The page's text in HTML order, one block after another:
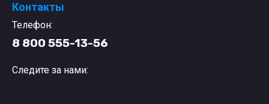
Контакты
Телефон:
8 800 555-13-56
Следите за нами: